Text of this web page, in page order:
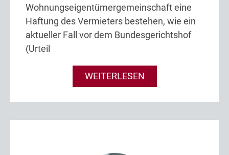
Wohnungseigentümergemeinschaft eine
Haftung des Vermieters bestehen, wie ein
aktueller Fall vor dem Bundesgerichtshof
(Urteil
WEITERLESEN